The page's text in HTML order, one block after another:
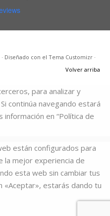
· Diseñado con el Tema Customizr·
Volver arriba
para analizar y
continúa navegando estará
información en “Política de
están configurados para
la mejor experiencia de
esta web sin cambiar tus
«Aceptar», estarás dando tu